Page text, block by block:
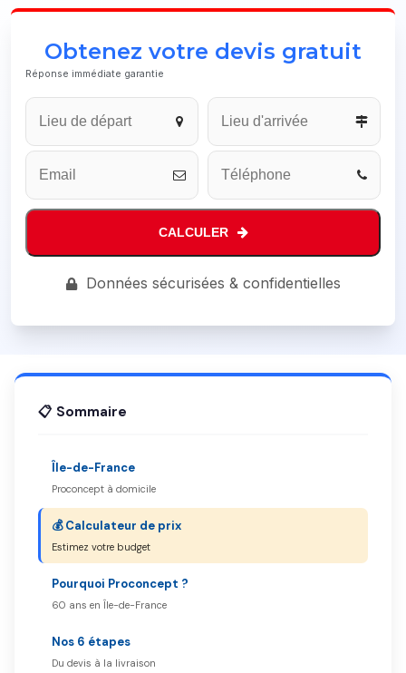
Obtenez votre devis gratuit
Réponse immédiate garantie
CALCULER
Données sécurisées & confidentielles
📋 Sommaire
Île-de-France
Proconcept à domicile
💰 Calculateur de prix
Estimez votre budget
Pourquoi Proconcept ?
60 ans en Île-de-France
Nos 6 étapes
Du devis à la livraison